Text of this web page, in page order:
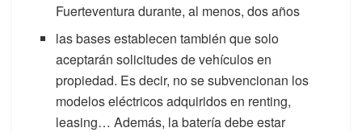
Fuerteventura durante, al menos, dos años
las bases establecen también que solo
aceptarán solicitudes de vehículos en
propiedad. Es decir, no se subvencionan los
modelos eléctricos adquiridos en renting,
leasing… Además, la batería debe estar